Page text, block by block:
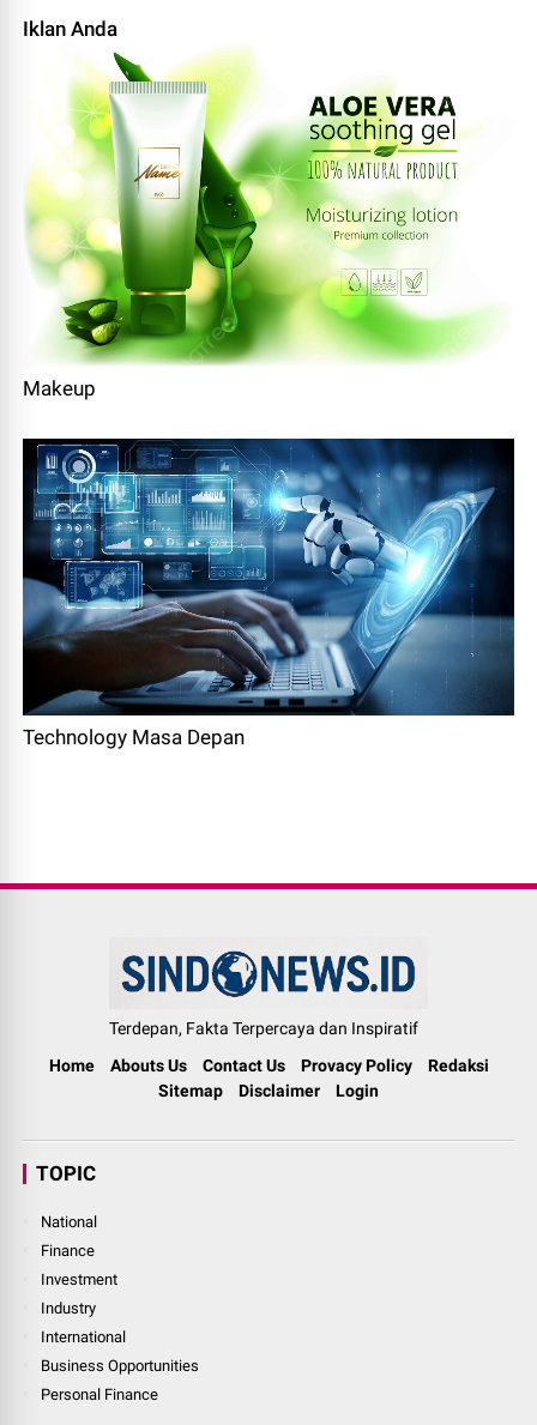
Iklan Anda
Makeup
Technology Masa Depan
Terdepan, Fakta Terpercaya dan Inspiratif
Home
Abouts Us Contact Us Provacy Policy
Redaksi
Sitemap
Disclaimer Login
TOPIC
National
Finance
Investment
Industry
International
Business Opportunities
Personal Finance